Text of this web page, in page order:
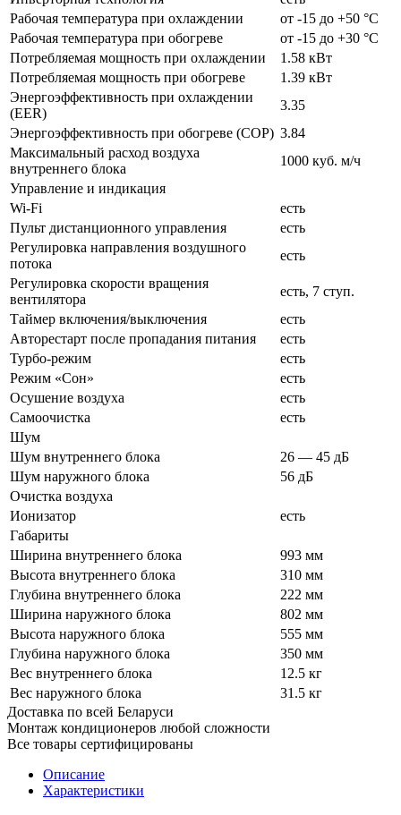
Рабочая температура при охлаждении
от -15 до +50 °C
Рабочая температура при обогреве
от -15 до +30 °C
Потребляемая мощность при охлаждении
1.58 кВт
Потребляемая мощность при обогреве
1.39 кВт
Энергоэффективность при охлаждении
(EER)
3.35
Энергоэффективность при обогреве (COP) 3.84
Максимальный расход воздуха
внутреннего блока
1000 куб. м/ч
Управление и индикация
Wi-Fi
есть
Пульт дистанционного управления
есть
Регулировка направления воздушного
потока
есть
Регулировка скорости вращения
вентилятора
есть, 7 ступ.
Таймер включения/выключения
есть
Авторестарт после пропадания питания
есть
Турбо-режим
есть
Режим «Сон»
есть
Осушение воздуха
есть
Самоочистка
есть
Шум
Шум внутреннего блока
26 — 45 дБ
Шум наружного блока
56 дБ
Очистка воздуха
Ионизатор
есть
Габариты
Ширина внутреннего блока
993 мм
Высота внутреннего блока
310 мм
Глубина внутреннего блока
222 мм
Ширина наружного блока
802 мм
Высота наружного блока
555 мм
Глубина наружного блока
350 мм
Вес внутреннего блока
12.5 кг
Вес наружного блока
31.5 кг
Доставка по всей Беларуси
Монтаж кондиционеров любой сложности
Все товары сертифицированы
Описание
Характеристики